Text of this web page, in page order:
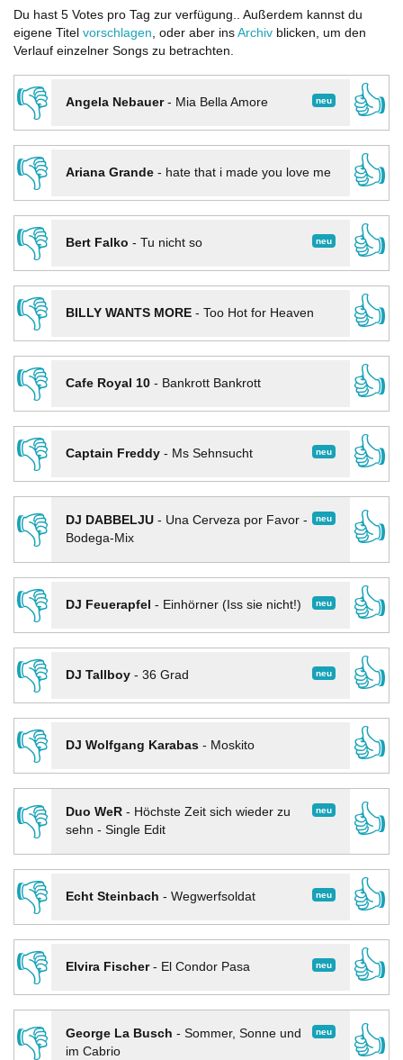
Du hast 5 Votes pro Tag zur verfügung.. Außerdem kannst du
eigene Titel vorschlagen, oder aber ins Archiv blicken, um den
Verlauf einzelner Songs zu betrachten.
👎 neu
Angela Nebauer- Mia Bella Amore
👍
👎
Ariana Grande- hate that i made you love me
👍
👎
neu
Bert Falko - Tu nicht so
👍
👎
BILLY WANTS MORE- Too Hot for Heaven
👍
👎
Cafe Royal 10- Bankrott Bankrott
👍
👎
neu
Captain Freddy- Ms Sehnsucht
👍
👎
neu
DJ DABBELJU- Una Cerveza por Favor -
Bodega-Mix
👍
👎
neu
DJ Feuerapfel - Einhörner (Iss sie nicht!)
👍
👎
neu
DJ Tallboy- 36 Grad
👍
👎
DJ Wolfgang Karabas- Moskito
👍
👎
neu
Duo WeR- Höchste Zeit sich wieder zu
sehn - Single Edit
👍
👎
neu
Echt Steinbach - Wegwerfsoldat
👍
👎
neu
Elvira Fischer- El Condor Pasa
👍
👎
neu
George La Busch - Sommer, Sonne und
im Cabrio
👍